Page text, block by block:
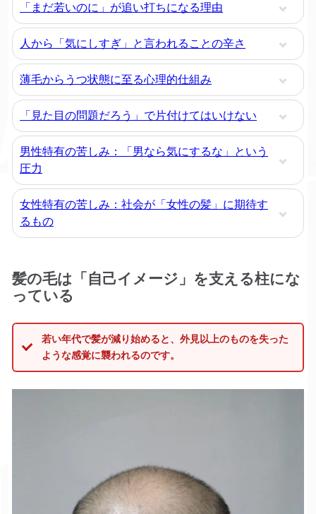
「まだ若いのに」が追い打ちになる理由
人から「気にしすぎ」と言われることの辛さ
薄毛からうつ状態に至る心理的仕組み
「見た目の問題だろう」で片付けてはいけない
男性特有の苦しみ：「男なら気にするな」という
圧力
女性特有の苦しみ：社会が「女性の髪」に期待す
るもの
髪の毛は「自己イメージ」を支える柱にな
っている
若い年代で髪が減り始めると、外見以上のものを失った
ような感覚に襲われるのです。